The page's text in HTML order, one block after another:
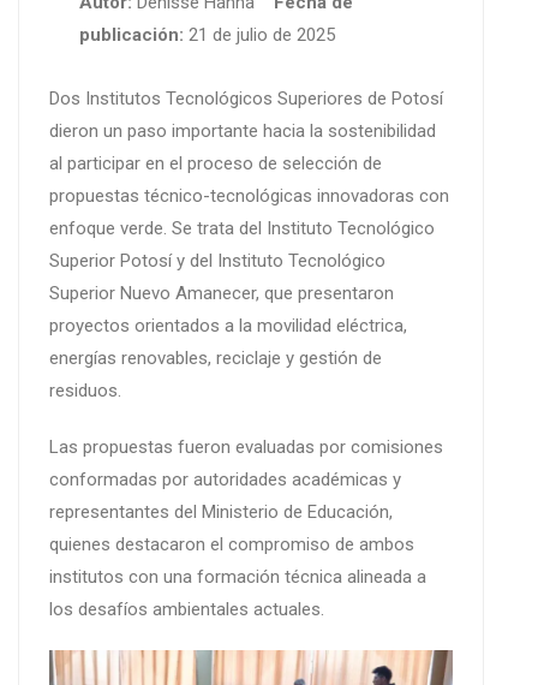
publicación: 21 de julio de 2025
Dos Institutos Tecnológicos Superiores de Potosí
dieron un paso importante hacia la sostenibilidad
al participar en el proceso de selección de
propuestas técnico-tecnológicas innovadoras con
enfoque verde. Se trata del Instituto Tecnológico
Superior Potosí y del Instituto Tecnológico
Superior Nuevo Amanecer, que presentaron
proyectos orientados a la movilidad eléctrica,
energías renovables, reciclaje y gestión de
residuos.
Las propuestas fueron evaluadas por comisiones
conformadas por autoridades académicas y
representantes del Ministerio de Educación,
quienes destacaron el compromiso de ambos
institutos con una formación técnica alineada a
los desafíos ambientales actuales.